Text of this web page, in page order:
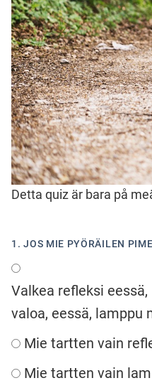
Detta quiz är bara på
1. JOS MIE PYÖRÄILEN
Valkea refleksi
valoa, eessä, lamppu
Mie tartten vain
Mie tartten vain